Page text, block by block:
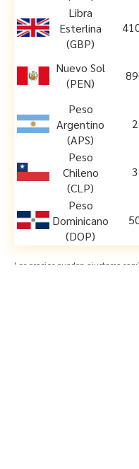
Libra
Esterlina
(GBP)
Nuevo Sol
(PEN)
Peso
Argentino
(APS)
2
Peso
Chileno
(CLP)
3
Peso
Dominicano
(DOP)
Los precios pueden ajustarse